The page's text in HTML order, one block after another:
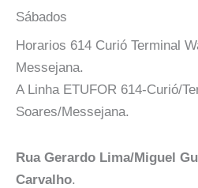
Sábados
Horarios 614 Curió Terminal
Messejana.
A Linha ETUFOR 614-Curió/
Soares/Messejana.
Rua Gerardo Lima/Miguel
Carvalho.